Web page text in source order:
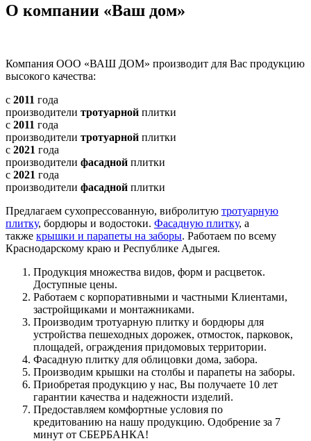
О компании «Ваш дом»
Компания ООО «ВАШ ДОМ» производит для Вас продукцию
высокого качества:
с 2011 года
производители тротуарной плитки
с 2011 года
производители тротуарной плитки
с 2021 года
производители фасадной плитки
с 2021 года
производители фасадной плитки
Предлагаем сухопрессованную, вибролитую тротуарную
плитку, бордюры и водостоки. Фасадную плитку, а
также крышки и парапеты на заборы. Работаем по всему
Краснодарскому краю и Республике Адыгея.
Продукция множества видов, форм и расцветок.
Доступные цены.
Работаем с корпоративными и частными Клиентами,
застройщиками и монтажниками.
Производим тротуарную плитку и бордюры для
устройства пешеходных дорожек, отмосток, парковок,
площадей, ограждения придомовых территории.
Фасадную плитку для облицовки дома, забора.
Производим крышки на столбы и парапеты на заборы.
Приобретая продукцию у нас, Вы получаете 10 лет
гарантии качества и надежности изделий.
Предоставляем комфортные условия по
кредитованию на нашу продукцию. Одобрение за 7
минут от СБЕРБАНКА!